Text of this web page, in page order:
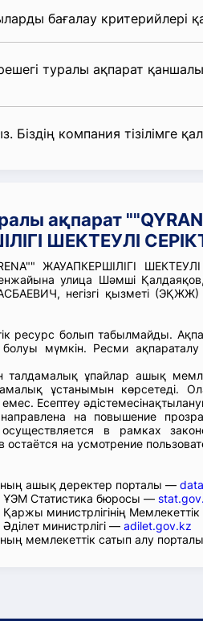
бағалау критерийлері
туралы ақпарат
Біздің компания тізілімге
ақпарат ""QYRAN
ШЕКТЕУЛІ
ЖАУАПКЕРШІЛІГІ
улица Шәмші
негізгі қызметі (ЭҚЖЖ)
ресурс болып табылмайды.
болуы мүмкін. Ресми ақпараталу
талдамалық ұпайлар ашық
ұстанымын көрсетеді.
Есептеу
на повышение
в рамках
остаётся на усмотрение
ашық деректер порталы —
ҰЭМ Статистика бюросы —
министрлігінің Мемлекеттік
министрлігі — adilet.gov.kz
мемлекеттік сатып алу